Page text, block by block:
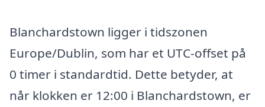
Blanchardstown ligger i tidszonen
Europe/Dublin, som har et UTC-offset på
0 timer i standardtid. Dette betyder, at
når klokken er 12:00 i Blanchardstown, er